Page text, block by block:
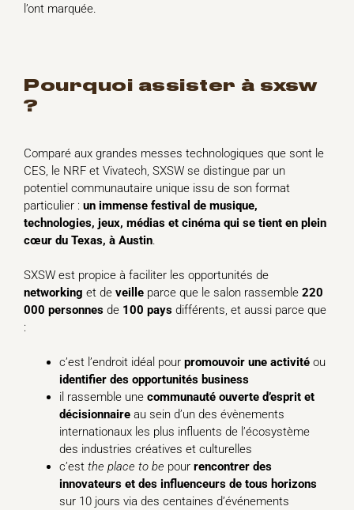
l’ont marquée.
pourquoi assister à sxsw
?
Comparé aux grandes messes technologiques que sont le
CES, le NRF et Vivatech, SXSW se distingue par un
potentiel communautaire unique issu de son format
particulier : un immense festival de musique,
technologies, jeux, médias et cinéma qui se tient en plein
cœur du Texas, à Austin.
SXSW est propice à faciliter les opportunités de
networking et de veille parce que le salon rassemble 220
000 personnes de 100 pays différents, et aussi parce que
:
c’est l’endroit idéal pour promouvoir une activité ou
identifier des opportunités business
il rassemble une communauté ouverte d’esprit et
décisionnaire au sein d’un des évènements
internationaux les plus influents de l’écosystème
des industries créatives et culturelles
c’est the place to be pour rencontrer des
innovateurs et des influenceurs de tous horizons
sur 10 jours via des centaines d’événements